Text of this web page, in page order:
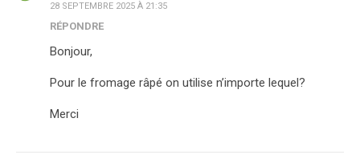
28 SEPTEMBRE 2025 À 21:35
RÉPONDRE
Bonjour,
Pour le fromage râpé on utilise n’importe lequel?
Merci